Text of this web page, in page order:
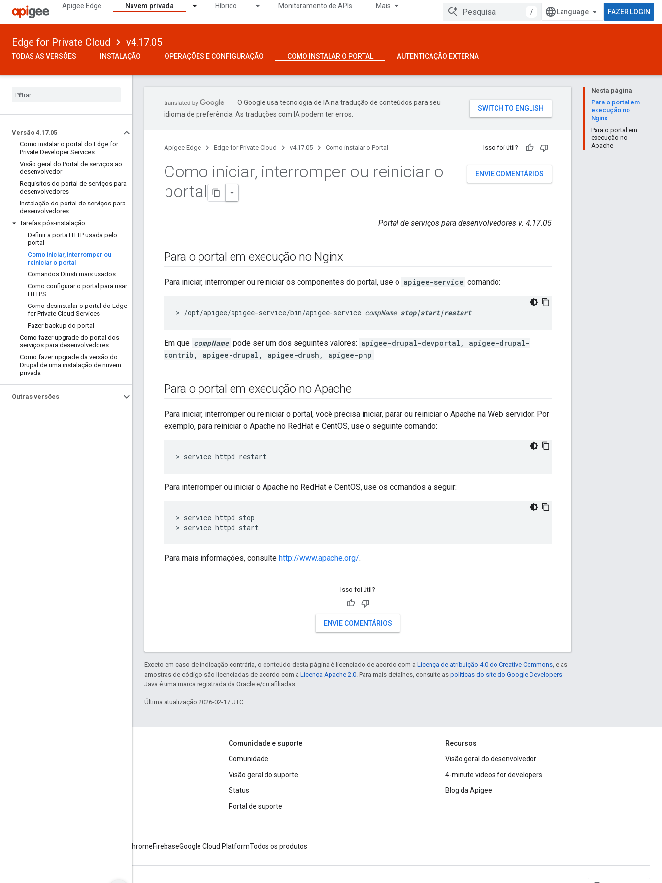
Apigee Edge Nuvem privada Híbrido Monitoramento de APIs Mais
/ FAZER LOGIN
Edge for Private Cloud v4.17.05
TODAS AS VERSÕES INSTALAÇÃO OPERAÇÕES E CONFIGURAÇÃO COMO INSTALAR O PORTAL AUTENTICAÇÃO EXTERNA
Versão 4.17.05
Como instalar o portal do Edge for
Private Developer Services
Visão geral do Portal de serviços ao
desenvolvedor
Requisitos do portal de serviços para
desenvolvedores
Instalação do portal de serviços para
desenvolvedores
Tarefas pós-instalação
Definir a porta HTTP usada pelo
portal
Como iniciar, interromper ou
reiniciar o portal
Comandos Drush mais usados
Como configurar o portal para usar
HTTPS
Como desinstalar o portal do Edge
for Private Cloud Services
Fazer backup do portal
Como fazer upgrade do portal dos
serviços para desenvolvedores
Como fazer upgrade da versão do
Drupal de uma instalação de nuvem
privada
Outras versões
Nesta página
Para o portal em
execução no
Nginx
Para o portal em
execução no
Apache
O Google usa tecnologia de IA na tradução de conteúdos para seu
idioma de preferência. As traduções com IA podem ter erros.
Apigee Edge Edge for Private Cloud v4.17.05 Como instalar o Portal Isso foi útil?
ENVIE COMENTÁRIOS
Como iniciar, interromper ou reiniciar o
portal
Portal de serviços para desenvolvedores v. 4.17.05
Para o portal em execução no Nginx
Para iniciar, interromper ou reiniciar os componentes do portal, use o apigee-service comando:
> /opt/apigee/apigee-service/bin/apigee-service compName stop|start|restart
Em que compName pode ser um dos seguintes valores: apigee-drupal-devportal, apigee-drupal-
contrib, apigee-drupal, apigee-drush, apigee-php
Para o portal em execução no Apache
Para iniciar, interromper ou reiniciar o portal, você precisa iniciar, parar ou reiniciar o Apache na Web servidor. Por
exemplo, para reiniciar o Apache no RedHat e CentOS, use o seguinte comando:
> service httpd restart
Para interromper ou iniciar o Apache no RedHat e CentOS, use os comandos a seguir:
> service httpd stop
> service httpd start
Para mais informações, consulte http://www.apache.org/.
Isso foi útil?
ENVIE COMENTÁRIOS
Exceto em caso de indicação contrária, o conteúdo desta página é licenciado de acordo com a Licença de atribuição 4.0 do Creative Commons, e as
amostras de código são licenciadas de acordo com a Licença Apache 2.0. Para mais detalhes, consulte as políticas do site do Google Developers.
Java é uma marca registrada da Oracle e/ou afiliadas.
Última atualização 2026-02-17 UTC.
Comunidade e suporte
Comunidade
Visão geral do suporte
Status
Portal de suporte
Recursos
Visão geral do desenvolvedor
4-minute videos for developers
Blog da Apigee
ChromeFirebaseGoogle Cloud PlatformTodos os produtos